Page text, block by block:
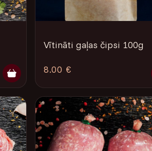
Vītināti gaļas čipsi 100g
8.00 €